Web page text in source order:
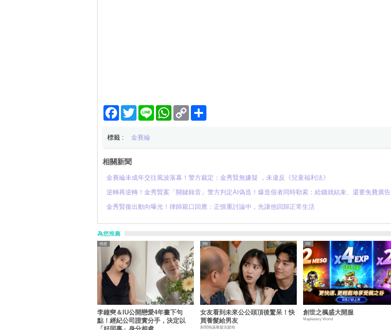
Facebook
TwitterLine WhatsApp
Copy
Link
分
標籤 : 金賽綸
相關新聞
金賽綸未成年交往風波落幕！警方裁定：金秀賢無嫌疑 ，未違反《兒童福利法》
逆轉再逆轉！金秀賢案「關鍵錄音」警方判定AI偽造！爆造假者同時勒索：給錢就結束、還要免費廣告
金秀賢復出動向曝光！律師親口回應：正慎重討論中，先讓他回歸正常生活
為您推薦
李鐘奭＆IU公開戀愛4年畫下句
點！經紀公司證實分手，決定以
明星
女友看到未來公公頭頂後驚呆！快
買養髮給男友
新聞熱議養髮洗髮精
創世之楓盛大開服
Maplestory World